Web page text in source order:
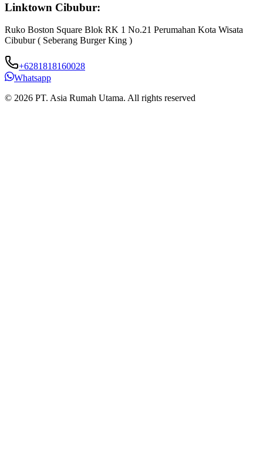
Linktown Cibubur:
Ruko Boston Square Blok RK 1 No.21 Perumahan Kota Wisata
Cibubur ( Seberang Burger King )
+6281818160028
Whatsapp
© 2026 PT. Asia Rumah Utama. All rights reserved